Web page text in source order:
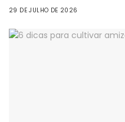
29 DE JULHO DE 2026